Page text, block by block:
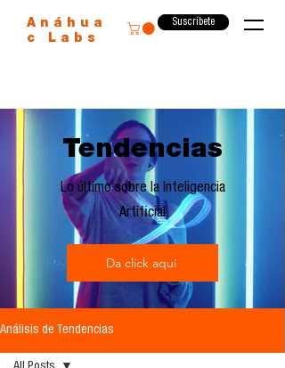
Anáhua
c Labs
Suscríbete
Tendencias
Lo último sobre la Inteligencia
Artificial
Da click aquí
Análisis de Tendencias